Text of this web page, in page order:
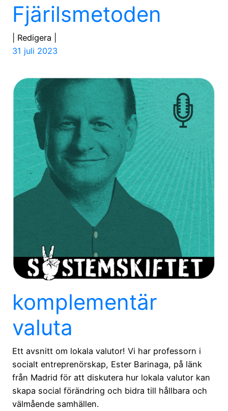
Fjärilsmetoden
| Redigera |
31 juli 2023
komplementär
valuta
Ett avsnitt om lokala valutor! Vi har professorn i
socialt entreprenörskap, Ester Barinaga, på länk
från Madrid för att diskutera hur lokala valutor kan
skapa social förändring och bidra till hållbara och
välmående samhällen.